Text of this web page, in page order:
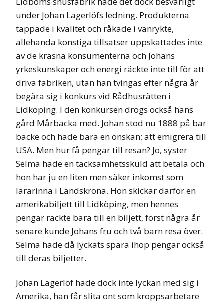
under Johan Lagerlöfs ledning. Produkterna
tappade i kvalitet och råkade i vanrykte,
allehanda konstiga tillsatser uppskattades inte
av de kräsna konsumenterna och Johans
yrkeskunskaper och energi räckte inte till för att
driva fabriken, utan han tvingas efter några år
begära sig i konkurs vid Rådhusrätten i
Lidköping. I den konkursen drogs också hans
gård Mårbacka med. Johan stod nu 1888 på bar
backe och hade bara en önskan; att emigrera till
USA. Men hur få pengar till resan? Jo, syster
Selma hade en tacksamhetsskuld att betala och
hon har ju en liten men säker inkomst som
lärarinna i Landskrona. Hon skickar därför en
amerikabiljett till Lidköping, men hennes
pengar räckte bara till en biljett, först några år
senare kunde Johans fru och två barn resa över.
Selma hade då lyckats spara ihop pengar också
till deras biljetter.
Johan Lagerlöf hade dock inte lyckan med sig i
Amerika, han får slita ont som kroppsarbetare